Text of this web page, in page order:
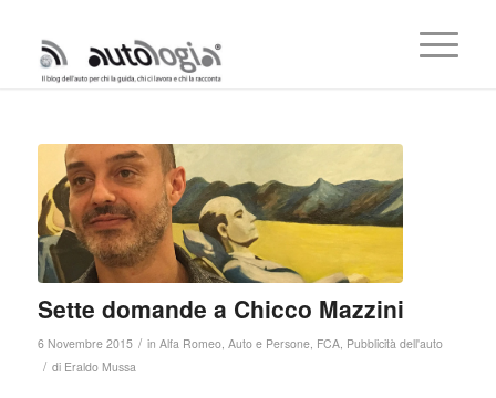
Sette domande a Chicco Mazzini
6 Novembre 2015 / in Alfa Romeo, Auto e Persone, FCA, Pubblicità dell'auto
/ di Eraldo Mussa